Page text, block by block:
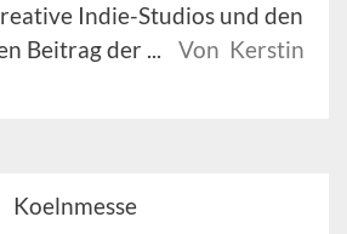
Indie-Studios und den
Beitrag der ...
Von Kerstin
Koelnmesse